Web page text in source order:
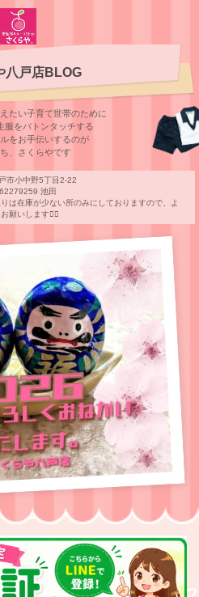
八戸店BLOG
たい子育て世帯のために
服をバトンタッチする
をお⼿伝いするのが
、さくらやです
市小中野5丁目2-22
池田
は在庫が少ない所のみにしておりますので、よ
願いします🙇‍♀️